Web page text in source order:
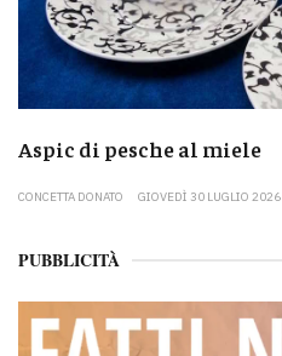
Aspic di pesche al miele
CONCETTA DONATO GIOVEDÌ 30 LUGLIO 2026
PUBBLICITÀ